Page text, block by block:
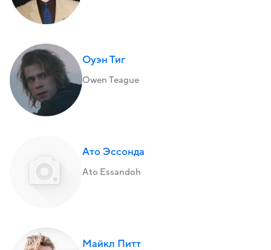
Оуэн Тиг
Owen Teague
Ато Эссонда
Ato Essandoh
Майкл Питт